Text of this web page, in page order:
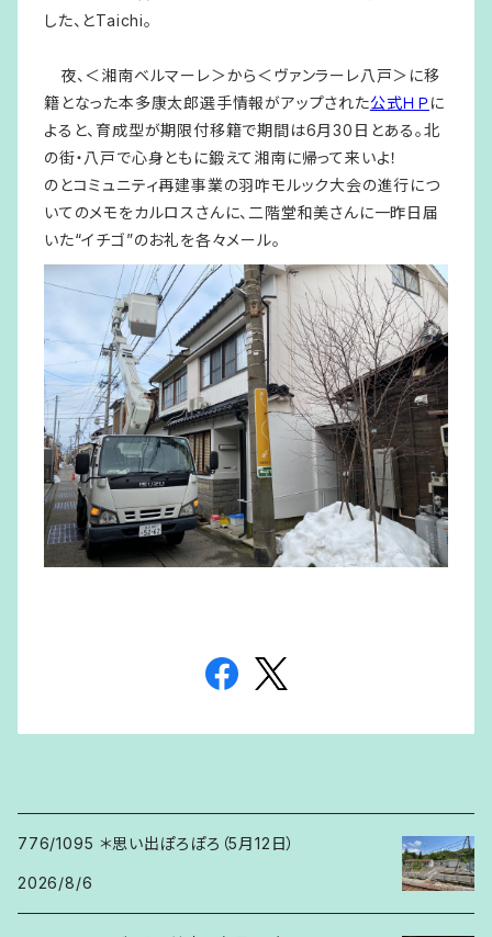
した、とTaichi。
夜、＜湘南ベルマーレ＞から＜ヴァンラーレ八戸＞に移
籍となった本多康太郎選手情報がアップされた公式ＨＰに
よると、育成型が期限付移籍で期間は6月30日とある。北
の街・八戸で心身ともに鍛えて湘南に帰って来いよ！
のとコミュニティ再建事業の羽咋モルック大会の進行につ
いてのメモをカルロスさんに、二階堂和美さんに一昨日届
いた“イチゴ”のお礼を各々メール。
776/1095 ＊思い出ぽろぽろ（5月12日）
2026/8/6